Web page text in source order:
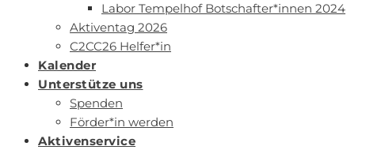
Labor Tempelhof Botschafter*innen 2024
Aktiventag 2026
C2CC26 Helfer*in
Kalender
Unterstütze uns
Spenden
Förder*in werden
Aktivenservice